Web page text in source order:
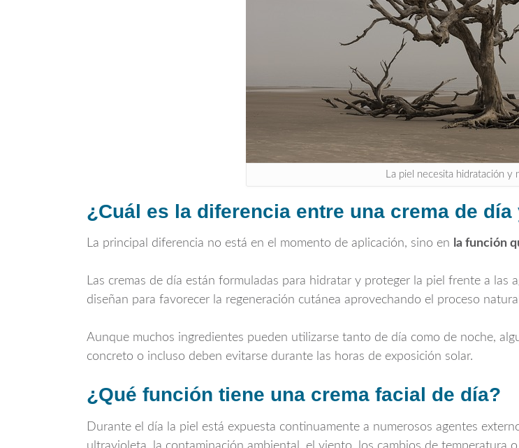
La piel necesita hidratación y
¿Cuál es la diferencia entre una crema de
La principal diferencia no está en el momento de aplicación, sino en la función
Las cremas de día están formuladas para hidratar y proteger la piel frente a las
diseñan para favorecer la regeneración cutánea aprovechando el proceso
Aunque muchos ingredientes pueden utilizarse tanto de día como de noche,
concreto o incluso deben evitarse durante las horas de exposición solar.
¿Qué función tiene una crema facial de día?
Durante el día la piel está expuesta continuamente a numerosos agentes